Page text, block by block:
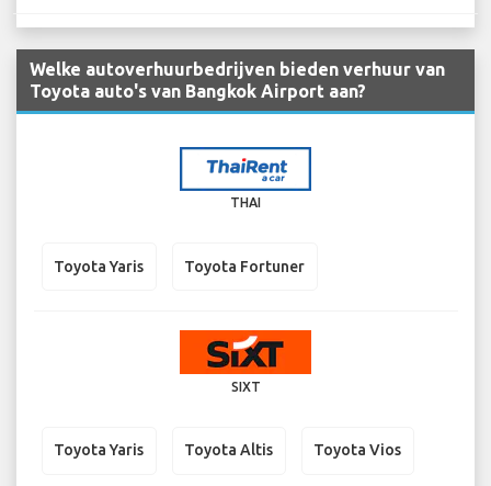
Welke autoverhuurbedrijven bieden verhuur van
Toyota auto's van Bangkok Airport aan?
THAI
Toyota Yaris Toyota Fortuner
SIXT
Toyota Yaris Toyota Altis Toyota Vios